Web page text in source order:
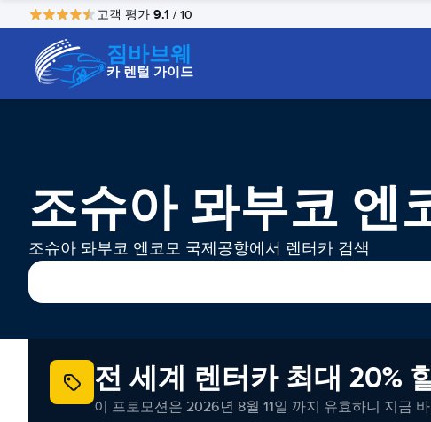
고객 평가 9.1 / 10
짐바브웨
카 렌털 가이드
조슈아 뫄부코 엔
조슈아 뫄부코 엔코모 국제공항에서 렌터카 검색
전 세계 렌터카 최대 20%
이 프로모션은 2026년 8월 11일 까지 유효하니 지금